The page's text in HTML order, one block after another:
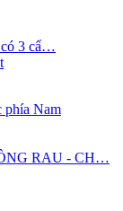
có 3 cẩ…
phía Nam
RAU - CH…